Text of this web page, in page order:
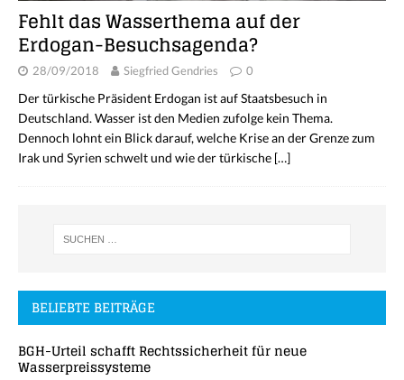
Fehlt das Wasserthema auf der
Erdogan-Besuchsagenda?
28/09/2018 Siegfried Gendries 0
Der türkische Präsident Erdogan ist auf Staatsbesuch in
Deutschland. Wasser ist den Medien zufolge kein Thema.
Dennoch lohnt ein Blick darauf, welche Krise an der Grenze zum
Irak und Syrien schwelt und wie der türkische […]
BELIEBTE BEITRÄGE
BGH-Urteil schafft Rechtssicherheit für neue
Wasserpreissysteme